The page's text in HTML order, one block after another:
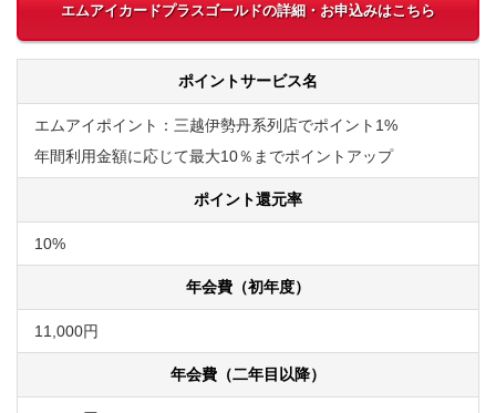
エムアイカードプラスゴールドの詳細・お申込みはこちら
ポイントサービス名
エムアイポイント：三越伊勢丹系列店でポイント1%
年間利用金額に応じて最大10％までポイントアップ
ポイント還元率
10%
年会費（初年度）
11,000円
年会費（二年目以降）